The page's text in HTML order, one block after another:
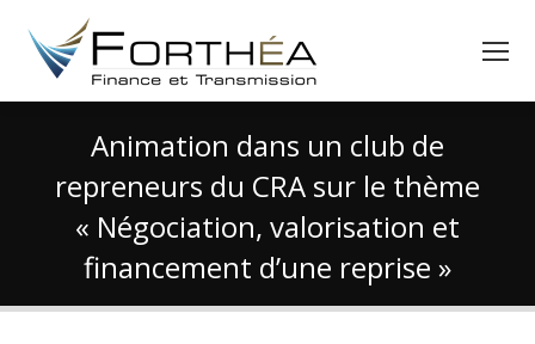
Animation dans un club de
repreneurs du CRA sur le thème
« Négociation, valorisation et
financement d’une reprise »
Vous êtes ici :